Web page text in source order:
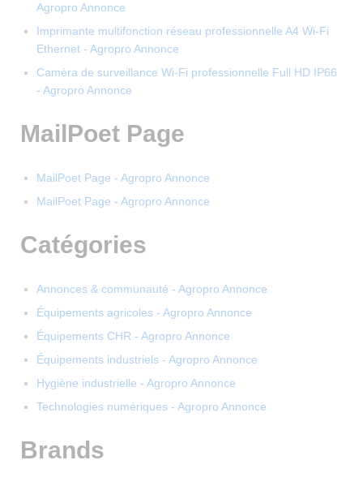
Agropro Annonce
Imprimante multifonction réseau professionnelle A4 Wi-Fi
Ethernet - Agropro Annonce
Caméra de surveillance Wi-Fi professionnelle Full HD IP66
- Agropro Annonce
MailPoet Page
MailPoet Page - Agropro Annonce
MailPoet Page - Agropro Annonce
Catégories
Annonces & communauté - Agropro Annonce
Équipements agricoles - Agropro Annonce
Équipements CHR - Agropro Annonce
Équipements industriels - Agropro Annonce
Hygiène industrielle - Agropro Annonce
Technologies numériques - Agropro Annonce
Brands